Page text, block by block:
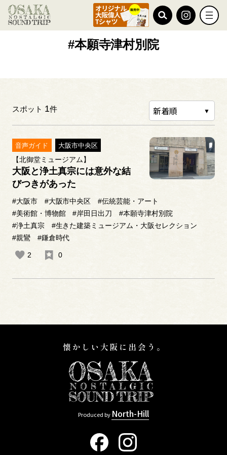
TOP #本願寺津村別院
#本願寺津村別院
スポット 1件
音声ガイド 大阪市中央区
【北御堂ミュージアム】
大阪と浄土真宗には意外な結
びつきがあった
#大阪市 #大阪市中央区
#伝統芸能・アート
#美術館・博物館
#岸田日出刀
#本願寺津村別院
#浄土真宗
#生きた建築ミュージアム・大阪セレクション
#親鸞
#鎌倉時代
2 0
Produced by North-Hill